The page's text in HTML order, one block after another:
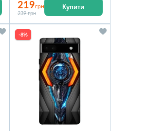
219грн
239 грн
Купити
-8%